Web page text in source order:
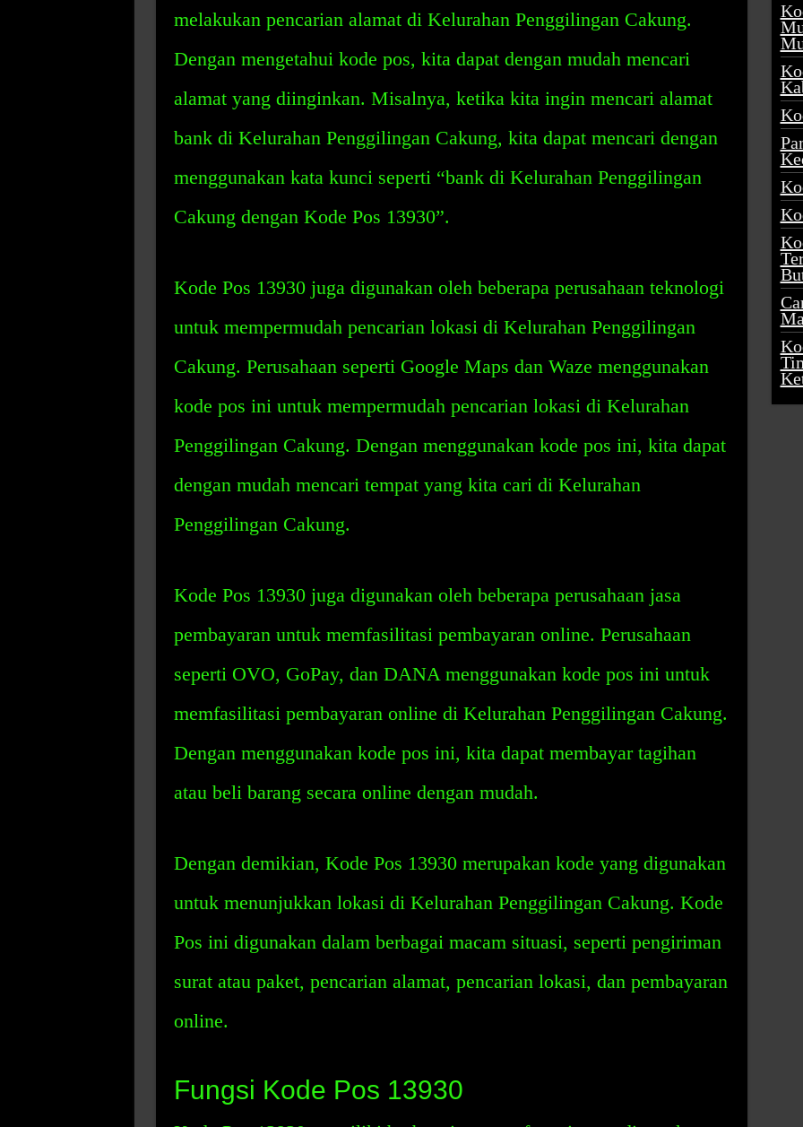
melakukan pencarian alamat di Kelurahan Penggilingan Cakung.
Dengan mengetahui kode pos, kita dapat dengan mudah mencari
alamat yang diinginkan. Misalnya, ketika kita ingin mencari alamat
bank di Kelurahan Penggilingan Cakung, kita dapat mencari dengan
menggunakan kata kunci seperti “bank di Kelurahan Penggilingan
Cakung dengan Kode Pos 13930”.
Kode Pos 13930 juga digunakan oleh beberapa perusahaan teknologi
untuk mempermudah pencarian lokasi di Kelurahan Penggilingan
Cakung. Perusahaan seperti Google Maps dan Waze menggunakan
kode pos ini untuk mempermudah pencarian lokasi di Kelurahan
Penggilingan Cakung. Dengan menggunakan kode pos ini, kita dapat
dengan mudah mencari tempat yang kita cari di Kelurahan
Penggilingan Cakung.
Kode Pos 13930 juga digunakan oleh beberapa perusahaan jasa
pembayaran untuk memfasilitasi pembayaran online. Perusahaan
seperti OVO, GoPay, dan DANA menggunakan kode pos ini untuk
memfasilitasi pembayaran online di Kelurahan Penggilingan Cakung.
Dengan menggunakan kode pos ini, kita dapat membayar tagihan
atau beli barang secara online dengan mudah.
Dengan demikian, Kode Pos 13930 merupakan kode yang digunakan
untuk menunjukkan lokasi di Kelurahan Penggilingan Cakung. Kode
Pos ini digunakan dalam berbagai macam situasi, seperti pengiriman
surat atau paket, pencarian alamat, pencarian lokasi, dan pembayaran
online.
Fungsi Kode Pos 13930